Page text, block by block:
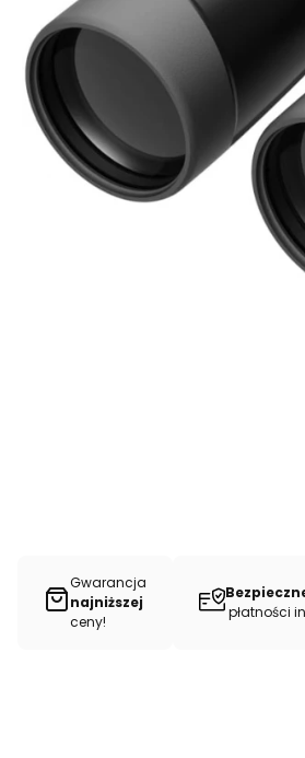
Gwarancja
najniższej
ceny!
płatności